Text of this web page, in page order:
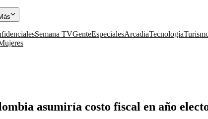
Semana TVGenteEspecialesArcadiaTecnología
asumiría costo fiscal en año